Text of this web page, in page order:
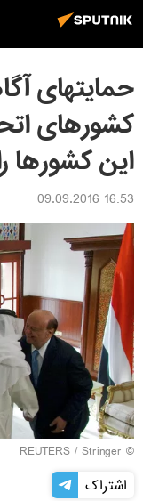
حمایتهای
کشورهای
این کشورها
16:53 09.09.2016
©
REUTERS / Stringer
اشتراک